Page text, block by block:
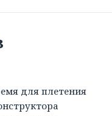
для плетения